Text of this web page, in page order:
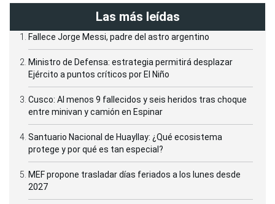
Las más leídas
Fallece Jorge Messi, padre del astro argentino
Ministro de Defensa: estrategia permitirá desplazar
Ejército a puntos críticos por El Niño
Cusco: Al menos 9 fallecidos y seis heridos tras choque
entre minivan y camión en Espinar
Santuario Nacional de Huayllay: ¿Qué ecosistema
protege y por qué es tan especial?
MEF propone trasladar días feriados a los lunes desde
2027